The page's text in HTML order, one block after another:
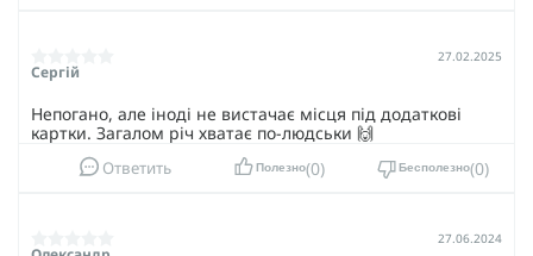
Сергій
27.02.2025
Непогано, але іноді не вистачає місця під додаткові
картки. Загалом річ хватає по-людськи 🙌
Ответить Полезно 0 Бесполезно 0
27.06.2024